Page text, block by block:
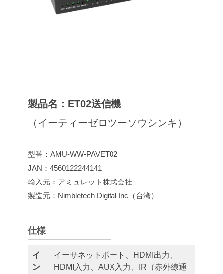
製品名：ET02送信機
（イーティーゼロツーソウシンキ）
型番：AMU-WW-PAVET02
JAN：4560122244141
輸入元：アミュレット株式会社
製造元：Nimbletech Digital Inc（台湾）
仕様
イ
ン
イーサネットポート、HDMI出力、
HDMI入力、AUX入力、IR（赤外線通